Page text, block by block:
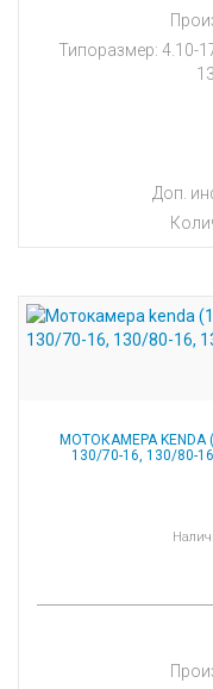
Типоразмер: 4.10-
Доп.
МОТОКАМЕРА KENDA
130/70-16, 130/80-